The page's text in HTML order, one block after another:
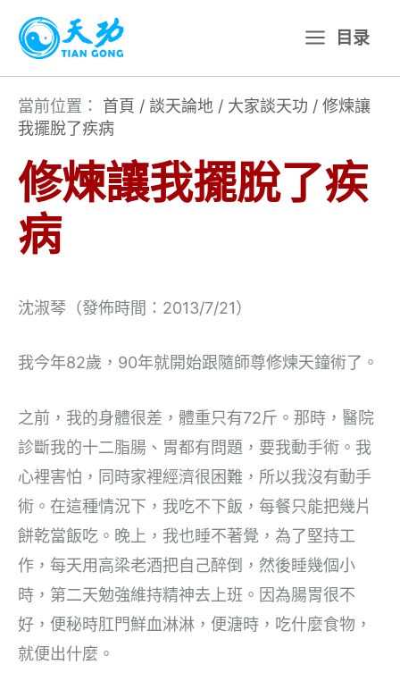
主
目录
當前位置： 首頁 / 談天論地 / 大家談天功 / 修煉讓
我擺脫了疾病
修煉讓我擺脫了疾
病
沈淑琴（發佈時間：2013/7/21）
我今年82歲，90年就開始跟隨師尊修煉天鐘術了。
之前，我的身體很差，體重只有72斤。那時，醫院
診斷我的十二脂腸、胃都有問題，要我動手術。我
心裡害怕，同時家裡經濟很困難，所以我沒有動手
術。在這種情況下，我吃不下飯，每餐只能把幾片
餅乾當飯吃。晚上，我也睡不著覺，為了堅持工
作，每天用高梁老酒把自己醉倒，然後睡幾個小
時，第二天勉強維持精神去上班。因為腸胃很不
好，便秘時肛門鮮血淋淋，便溏時，吃什麼食物，
就便出什麼。